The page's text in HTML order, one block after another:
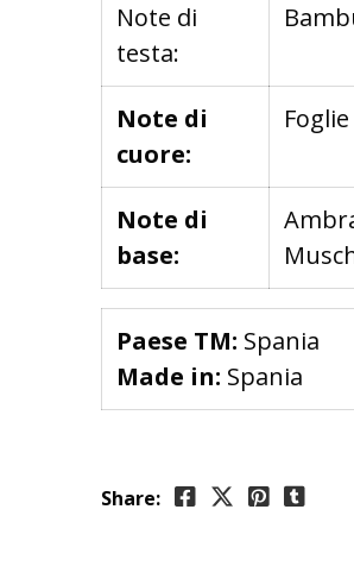
Note di
testa:
Note di
cuore:
Note di
base:
Paese TM: Spania
Made in: Spania
Share: